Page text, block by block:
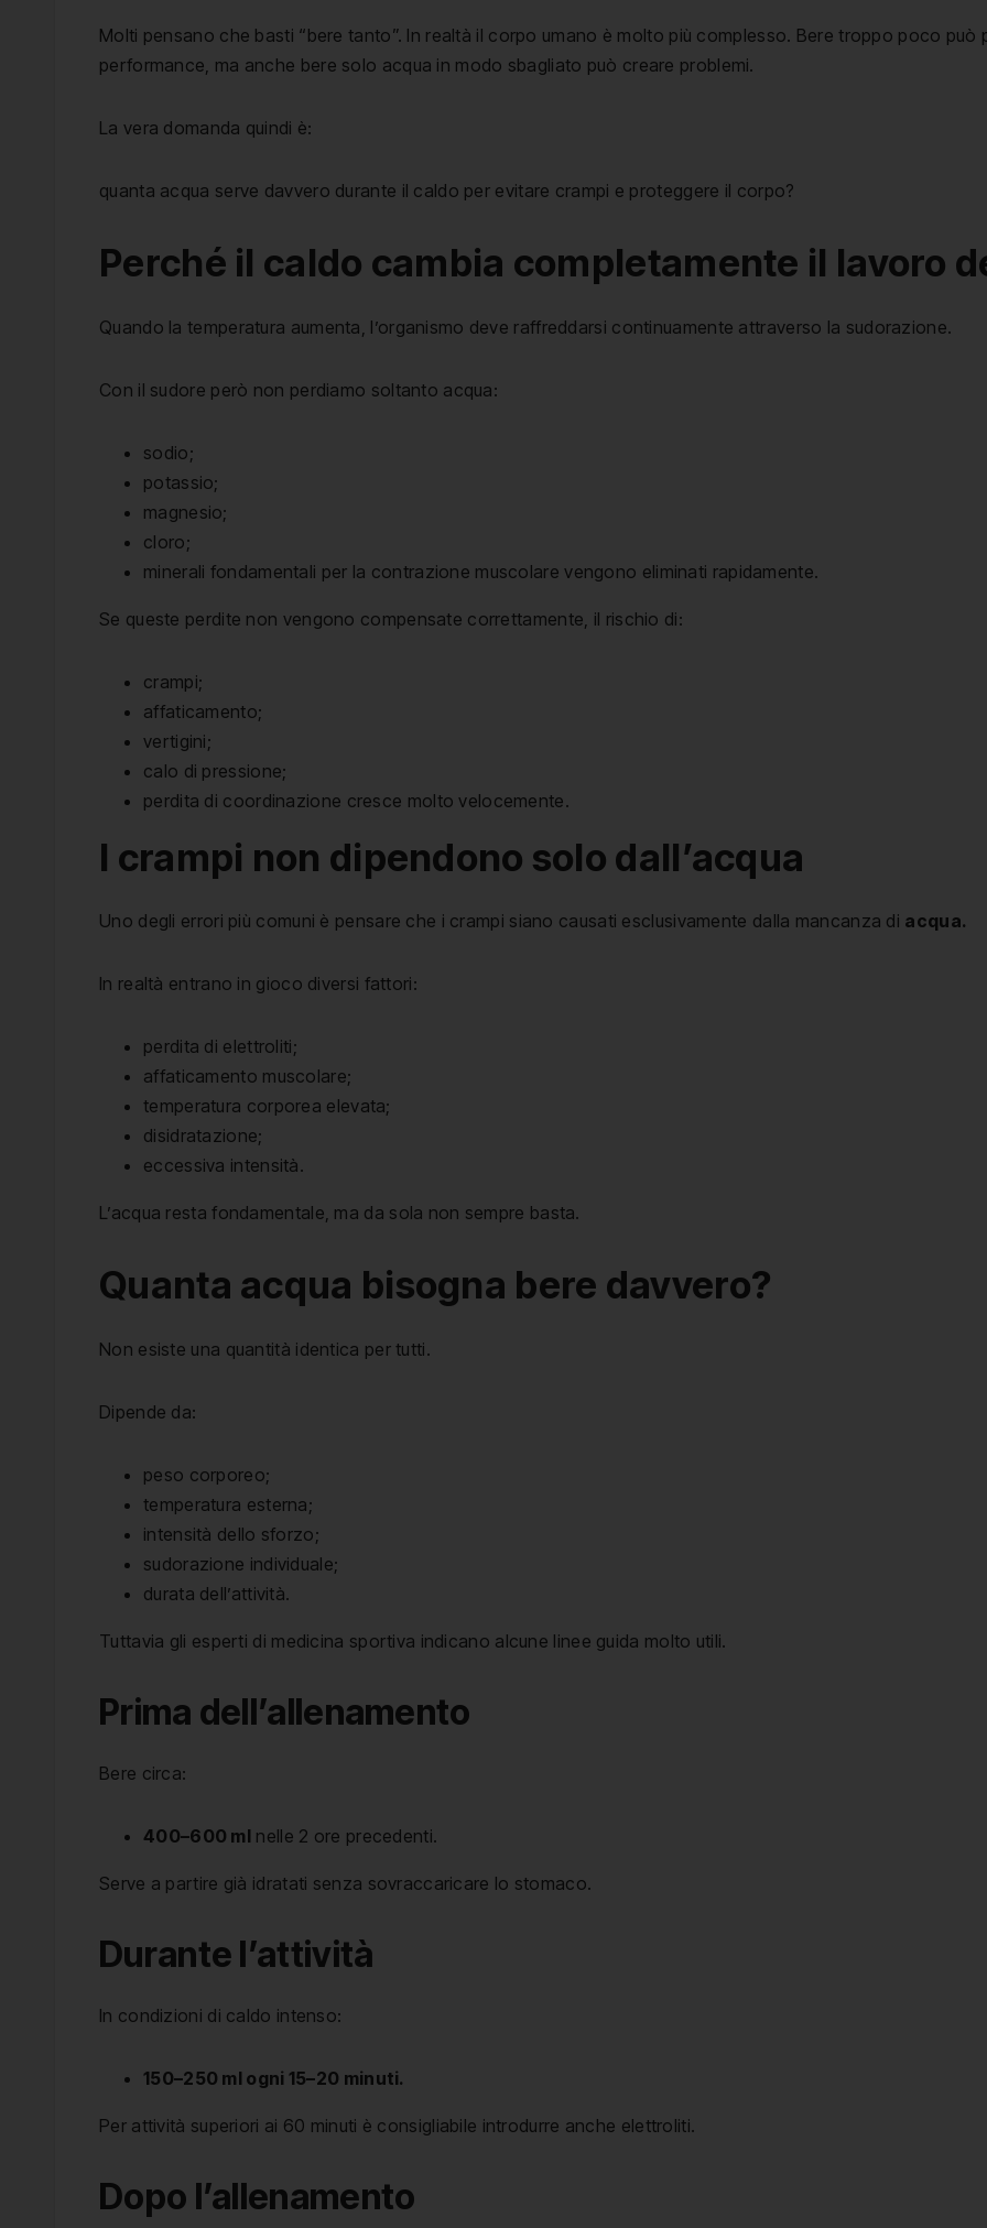
Molti pensano che basti “bere tanto”. In realtà il corpo umano è molto più complesso. Bere troppo poco
performance, ma anche bere solo acqua in modo sbagliato può creare problemi.
La vera domanda quindi è:
quanta acqua serve davvero durante il caldo per evitare crampi e proteggere il corpo?
Perché il caldo cambia completamente il lavoro
Quando la temperatura aumenta, l’organismo deve raffreddarsi continuamente attraverso la sudorazione.
Con il sudore però non perdiamo soltanto acqua:
sodio;
potassio;
magnesio;
cloro;
minerali fondamentali per la contrazione muscolare vengono eliminati rapidamente.
Se queste perdite non vengono compensate correttamente, il rischio di:
crampi;
affaticamento;
vertigini;
calo di pressione;
perdita di coordinazione cresce molto velocemente.
I crampi non dipendono solo dall’acqua
Uno degli errori più comuni è pensare che i crampi siano causati esclusivamente dalla mancanza di acqua.
In realtà entrano in gioco diversi fattori:
perdita di elettroliti;
affaticamento muscolare;
temperatura corporea elevata;
disidratazione;
eccessiva intensità.
L’acqua resta fondamentale, ma da sola non sempre basta.
Quanta acqua bisogna bere davvero?
Non esiste una quantità identica per tutti.
Dipende da:
peso corporeo;
temperatura esterna;
intensità dello sforzo;
sudorazione individuale;
durata dell’attività.
Tuttavia gli esperti di medicina sportiva indicano alcune linee guida molto utili.
Prima dell’allenamento
Bere circa:
400–600 ml nelle 2 ore precedenti.
Serve a partire già idratati senza sovraccaricare lo stomaco.
Durante l’attività
In condizioni di caldo intenso:
150–250 ml ogni 15–20 minuti.
Per attività superiori ai 60 minuti è consigliabile introdurre anche elettroliti.
Dopo l’allenamento